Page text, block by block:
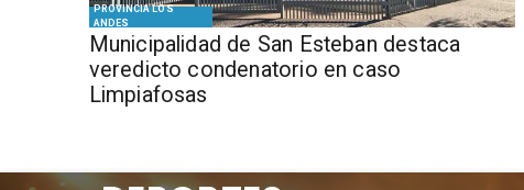
PROVINCIA LOS
ANDES
Municipalidad de San Esteban destaca
veredicto condenatorio en caso
Limpiafosas